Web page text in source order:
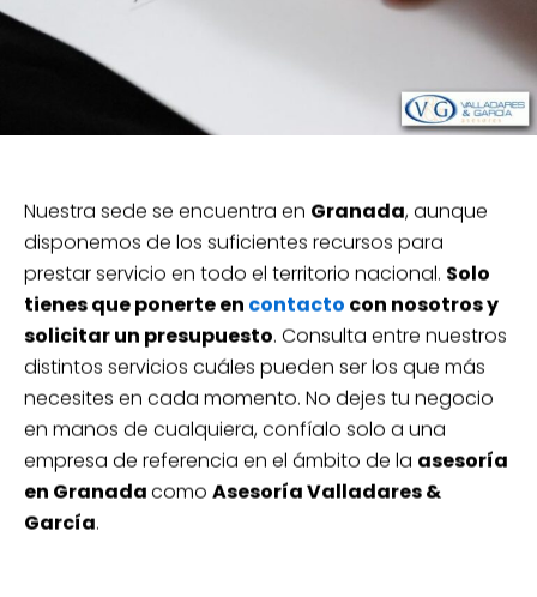
Nuestra sede se encuentra en Granada, aunque
disponemos de los suficientes recursos para
prestar servicio en todo el territorio nacional. Solo
tienes que ponerte en contacto con nosotros y
solicitar un presupuesto. Consulta entre nuestros
distintos servicios cuáles pueden ser los que más
necesites en cada momento. No dejes tu negocio
en manos de cualquiera, confíalo solo a una
empresa de referencia en el ámbito de la asesoría
en Granadacomo Asesoría Valladares &
García.